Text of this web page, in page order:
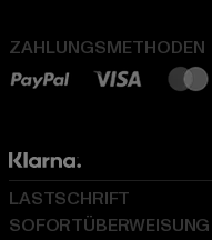
ZAHLUNGSMETHODEN
LASTSCHRIFT
SOFORTÜBERWEISUNG